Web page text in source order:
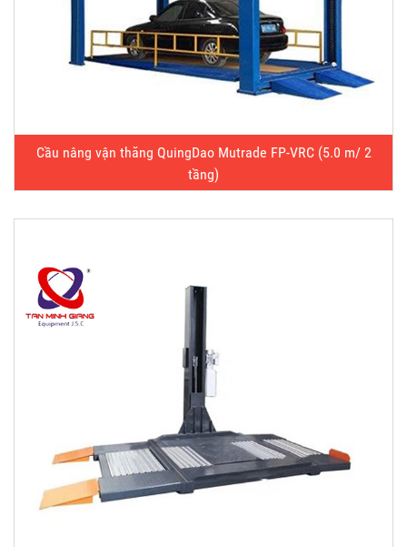
Cầu nâng vận thăng QuingDao Mutrade FP-VRC (5.0 m/ 2
tầng)